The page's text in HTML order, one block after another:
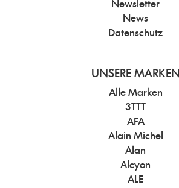
Newsletter
News
Datenschutz
UNSERE MARKEN
Alle Marken
3TTT
AFA
Alain Michel
Alan
Alcyon
ALE